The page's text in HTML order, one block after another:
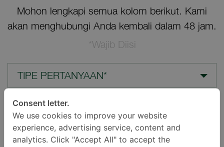
Mohon lengkapi semua kolom berikut. Kami
akan menghubungi Anda kembali dalam 48 jam.
*Wajib Diisi
TIPE PERTANYAAN*
LOKASI*
Consent letter.
We use cookies to improve your website
experience, advertising service, content and
analytics. Click "Accept All" to accept the